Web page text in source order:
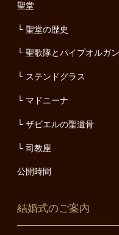
聖堂
聖堂の歴史
聖歌隊とパイプオルガン
ステンドグラス
マドニーナ
ザビエルの聖遺骨
司教座
公開時間
結婚式のご案内